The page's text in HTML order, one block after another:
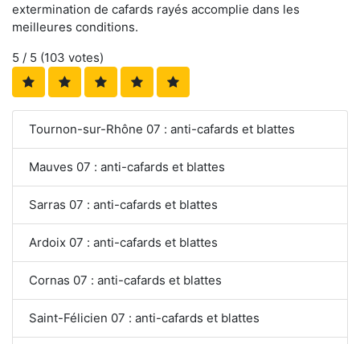
extermination de cafards rayés accomplie dans les
meilleures conditions.
5 / 5 (103 votes)
Tournon-sur-Rhône 07 : anti-cafards et blattes
Mauves 07 : anti-cafards et blattes
Sarras 07 : anti-cafards et blattes
Ardoix 07 : anti-cafards et blattes
Cornas 07 : anti-cafards et blattes
Saint-Félicien 07 : anti-cafards et blattes